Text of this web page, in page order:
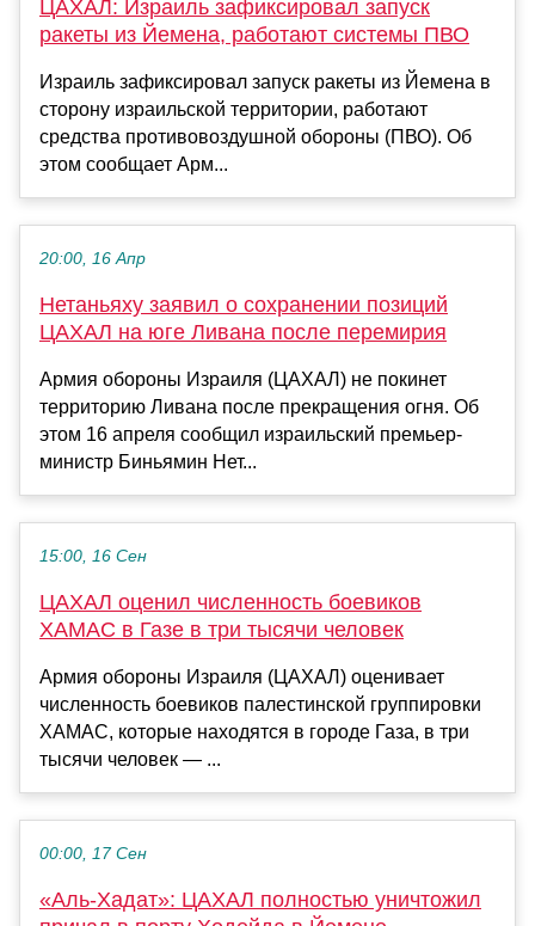
ЦАХАЛ: Израиль зафиксировал запуск
ракеты из Йемена, работают системы ПВО
Израиль зафиксировал запуск ракеты из Йемена в
сторону израильской территории, работают
средства противовоздушной обороны (ПВО). Об
этом сообщает Арм...
20:00, 16 Апр
Нетаньяху заявил о сохранении позиций
ЦАХАЛ на юге Ливана после перемирия
Армия обороны Израиля (ЦАХАЛ) не покинет
территорию Ливана после прекращения огня. Об
этом 16 апреля сообщил израильский премьер-
министр Биньямин Нет...
15:00, 16 Сен
ЦАХАЛ оценил численность боевиков
ХАМАС в Газе в три тысячи человек
Армия обороны Израиля (ЦАХАЛ) оценивает
численность боевиков палестинской группировки
ХАМАС, которые находятся в городе Газа, в три
тысячи человек — ...
00:00, 17 Сен
«Аль-Хадат»: ЦАХАЛ полностью уничтожил